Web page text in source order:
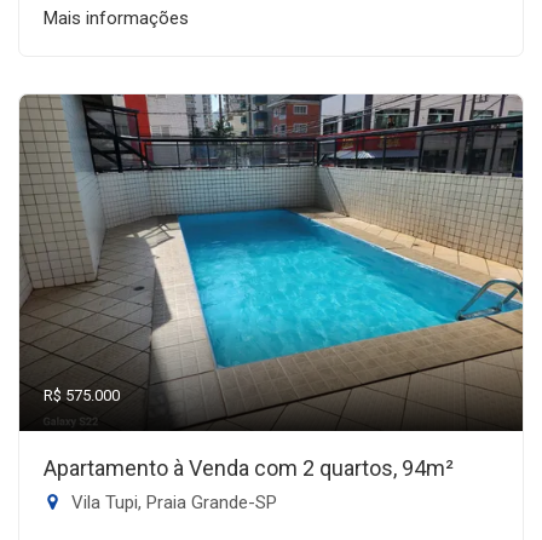
Mais informações
R$ 575.000
Apartamento à Venda com 2 quartos, 94m²
Vila Tupi, Praia Grande-SP